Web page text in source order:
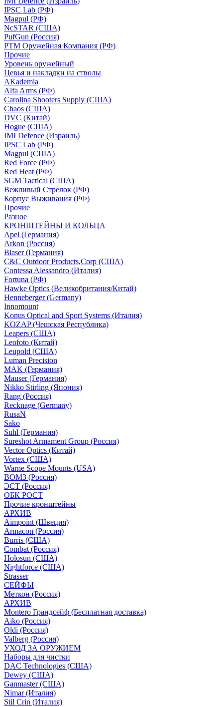
IPSC Lab (РФ)
Magpul (РФ)
NcSTAR (США)
PufGun (Россия)
РТМ Оружейная Компания (РФ)
Прочие
Уровень оружейный
Цевья и накладки на стволы
AKademia
Alfa Arms (РФ)
Carolina Shooters Supply (США)
Chaos (США)
DVC (Китай)
Hogue (США)
IMI Defence (Израиль)
IPSC Lab (РФ)
Magpul (США)
Red Force (РФ)
Red Heat (РФ)
SGM Tactical (США)
Вежливый Стрелок (РФ)
Корпус Выживания (РФ)
Прочие
Разное
КРОНШТЕЙНЫ И КОЛЬЦА
Apel (Германия)
Arkon (Россия)
Blaser (Германия)
C&C Outdoor Products,Corp (США)
Contessa Alessandro (Италия)
Fortuna (РФ)
Hawke Optics (Великобритания/Китай)
Henneberger (Germany)
Innomount
Konus Optical and Sport Systems (Италия)
KOZAP (Чешская Республика)
Leapers (США)
Leofoto (Китай)
Leupold (США)
Luman Precision
MAK (Германия)
Mauser (Германия)
Nikko Stirling (Япония)
Rang (Россия)
Recknage (Germany)
RusaN
Sako
Suhl (Германия)
Sureshot Armament Group (Россия)
Vector Optics (Китай)
Vortex (США)
Warne Scope Mounts (USA)
ВОМЗ (Россия)
ЭСТ (Россия)
ОБК РОСТ
Прочие кронштейны
АРХИВ
Aimpoint (Швеция)
Armacon (Россия)
Burris (США)
Combat (Россия)
Holosun (США)
Nightforce (США)
Strasser
СЕЙФЫ
Меткон (Россия)
АРХИВ
Montero Грандсейф (Бесплатная доставка)
Aiko (Россия)
Oldi (Россия)
Valberg (Россия)
УХОД ЗА ОРУЖИЕМ
Наборы для чистки
DAC Technologies (США)
Dewey (США)
Ganmaster (США)
Nimar (Италия)
Stil Crin (Италия)